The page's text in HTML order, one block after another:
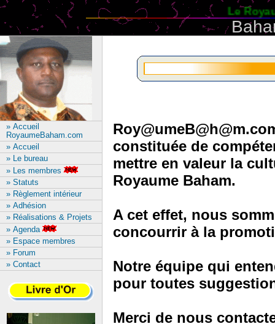
Le
» Accueil
RoyaumeBaham.com
» Accueil
» Le bureau
» Les membres
» Statuts
» Règlement intérieur
» Adhésion
» Réalisations & Projets
» Agenda
» Espace membres
» Forum
» Contact
constituée de
mettre en valeur la
Royaume Baham.
A cet effet, nous
concourrir à la
Notre équipe qui
pour toutes
Merci de nous